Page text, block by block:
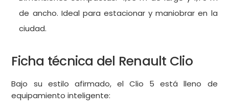
de ancho. Ideal para estacionar y maniobrar en la
ciudad.
Ficha técnica del Renault Clio
Bajo su estilo afirmado, el Clio 5 está lleno de
equipamiento inteligente: